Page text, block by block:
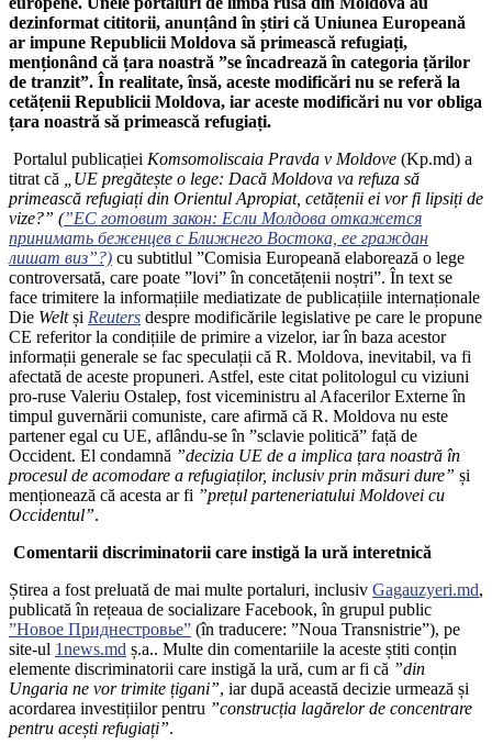
dezinformat cititorii, anunțând în știri că Uniunea Europeană
ar impune Republicii Moldova să primească refugiați,
menționând că țara noastră ”se încadrează în categoria țărilor
de tranzit”. În realitate, însă, aceste modificări nu se referă la
cetățenii Republicii Moldova, iar aceste modificări nu vor obliga
țara noastră să primească refugiați.
Portalul publicației Komsomoliscaia Pravda v Moldove (Kp.md) a
titrat că
„UE pregătește o lege: Dacă Moldova va refuza să
primească refugiați din Orientul Apropiat, cetățenii ei vor fi lipsiți de
vize?” (”ЕС готовит закон: Если Молдова откажется
принимать беженцев с Ближнего Востока, ее граждан
лишат виз”?) cu subtitlul ”Comisia Europeană elaborează o lege
controversată, care poate ”lovi” în concetățenii noștri”. În text se
face trimitere la informațiile mediatizate de publicațiile internaționale
Die Weltși Reuters despre modificările legislative pe care le propune
CE referitor la condițiile de primire a vizelor, iar în baza acestor
informații generale se fac speculații că R. Moldova, inevitabil, va fi
afectată de aceste propuneri. Astfel, este citat politologul cu viziuni
pro-ruse Valeriu Ostalep, fost viceministru al Afacerilor Externe în
timpul guvernării comuniste, care afirmă că R. Moldova nu este
partener egal cu UE, aflându-se în ”sclavie politică” față de
Occident. El condamnă ”decizia UE de a implica țara noastră în
procesul de acomodare a refugiaților, inclusiv prin măsuri dure” și
menționează că acesta ar fi ”prețul parteneriatului Moldovei cu
Occidentul”.
Comentarii discriminatorii care instigă la ură interetnică
Știrea a fost preluată de mai multe portaluri, inclusiv Gagauzyeri.md,
publicată în rețeaua de socializare Facebook, în grupul public
”Новое Приднестровье” (în traducere: ”Noua Transnistrie”), pe
site-ul 1news.md ș.a.. Multe din comentariile la aceste știti conțin
elemente discriminatorii care instigă la ură, cum ar fi că ”din
Ungaria ne vor trimite țigani”, iar după această decizie urmează și
acordarea investițiilor pentru ”construcția lagărelor de concentrare
pentru acești refugiați”.